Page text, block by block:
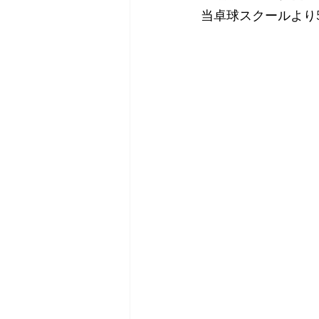
当卓球スクールより